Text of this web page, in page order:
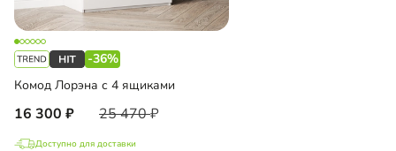
-36%
Комод Лорэна с 4 ящиками
16 300 25 470
Доступно для доставки